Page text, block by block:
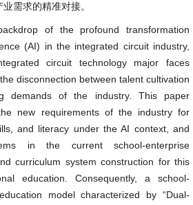
需求的精准对接。
of the profound transformation
(AI) in the integrated circuit industry,
circuit technology major faces
disconnection between talent cultivation
demands of the industry. This paper
new requirements of the industry for
and literacy under the AI context, and
in the current school-enterprise
curriculum system construction for this
education. Consequently, a school-
model characterized by “Dual-